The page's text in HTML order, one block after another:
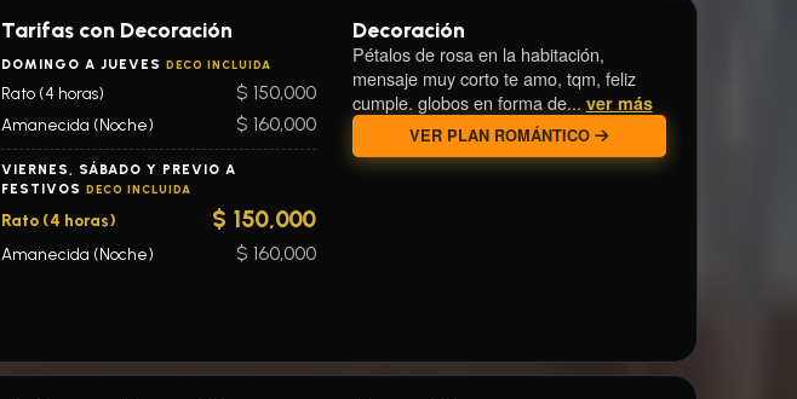
Tarifas con Decoración
DOMINGO A JUEVES DECO INCLUIDA
Rato (4 horas) $ 150,000
Amanecida (Noche) $ 160,000
VIERNES, SÁBADO Y PREVIO A
FESTIVOS DECO INCLUIDA
Rato (4 horas) $ 150,000
Amanecida (Noche) $ 160,000
Decoración
Pétalos de rosa en la habitación,
mensaje muy corto te amo, tqm, feliz
cumple. globos en forma de... ver más
VER PLAN ROMÁNTICO